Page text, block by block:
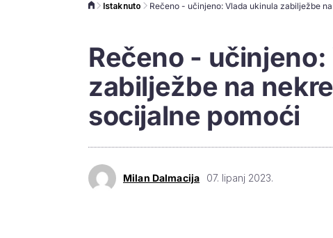
Istaknuto
Rečeno -
zabilježbe na
socijalne pomoći
Milan Dalmacija 07. lipanj 2023.